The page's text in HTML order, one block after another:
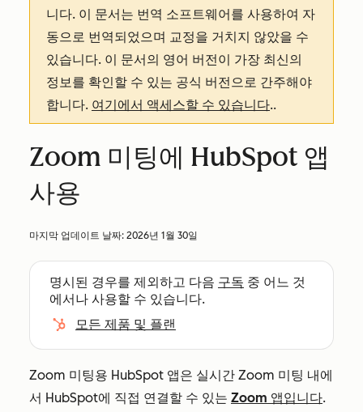
니다. 이 문서는 번역 소프트웨어를 사용하여 자
동으로 번역되었으며 교정을 거치지 않았을 수
있습니다. 이 문서의 영어 버전이 가장 최신의
정보를 확인할 수 있는 공식 버전으로 간주해야
합니다. 여기에서 액세스할 수 있습니다..
Zoom 미팅에 HubSpot 앱
사용
마지막 업데이트 날짜: 2026년 1월 30일
명시된 경우를 제외하고 다음 구독 중 어느 것
에서나 사용할 수 있습니다.
모든 제품 및 플랜
Zoom 미팅용 HubSpot 앱은 실시간 Zoom 미팅 내에
서 HubSpot에 직접 연결할 수 있는 Zoom 앱입니다.